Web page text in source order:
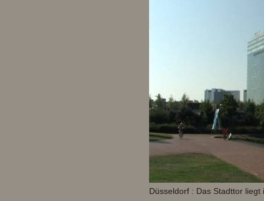
Düsseldorf : Das Stadttor